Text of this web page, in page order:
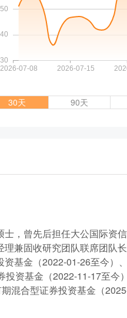
30天
90天
，曾先后担任大公国际资
兼固收研究团队联席团队
基金（2022-01-26至今）
投资基金（2022-11-17至今
混合型证券投资基金（